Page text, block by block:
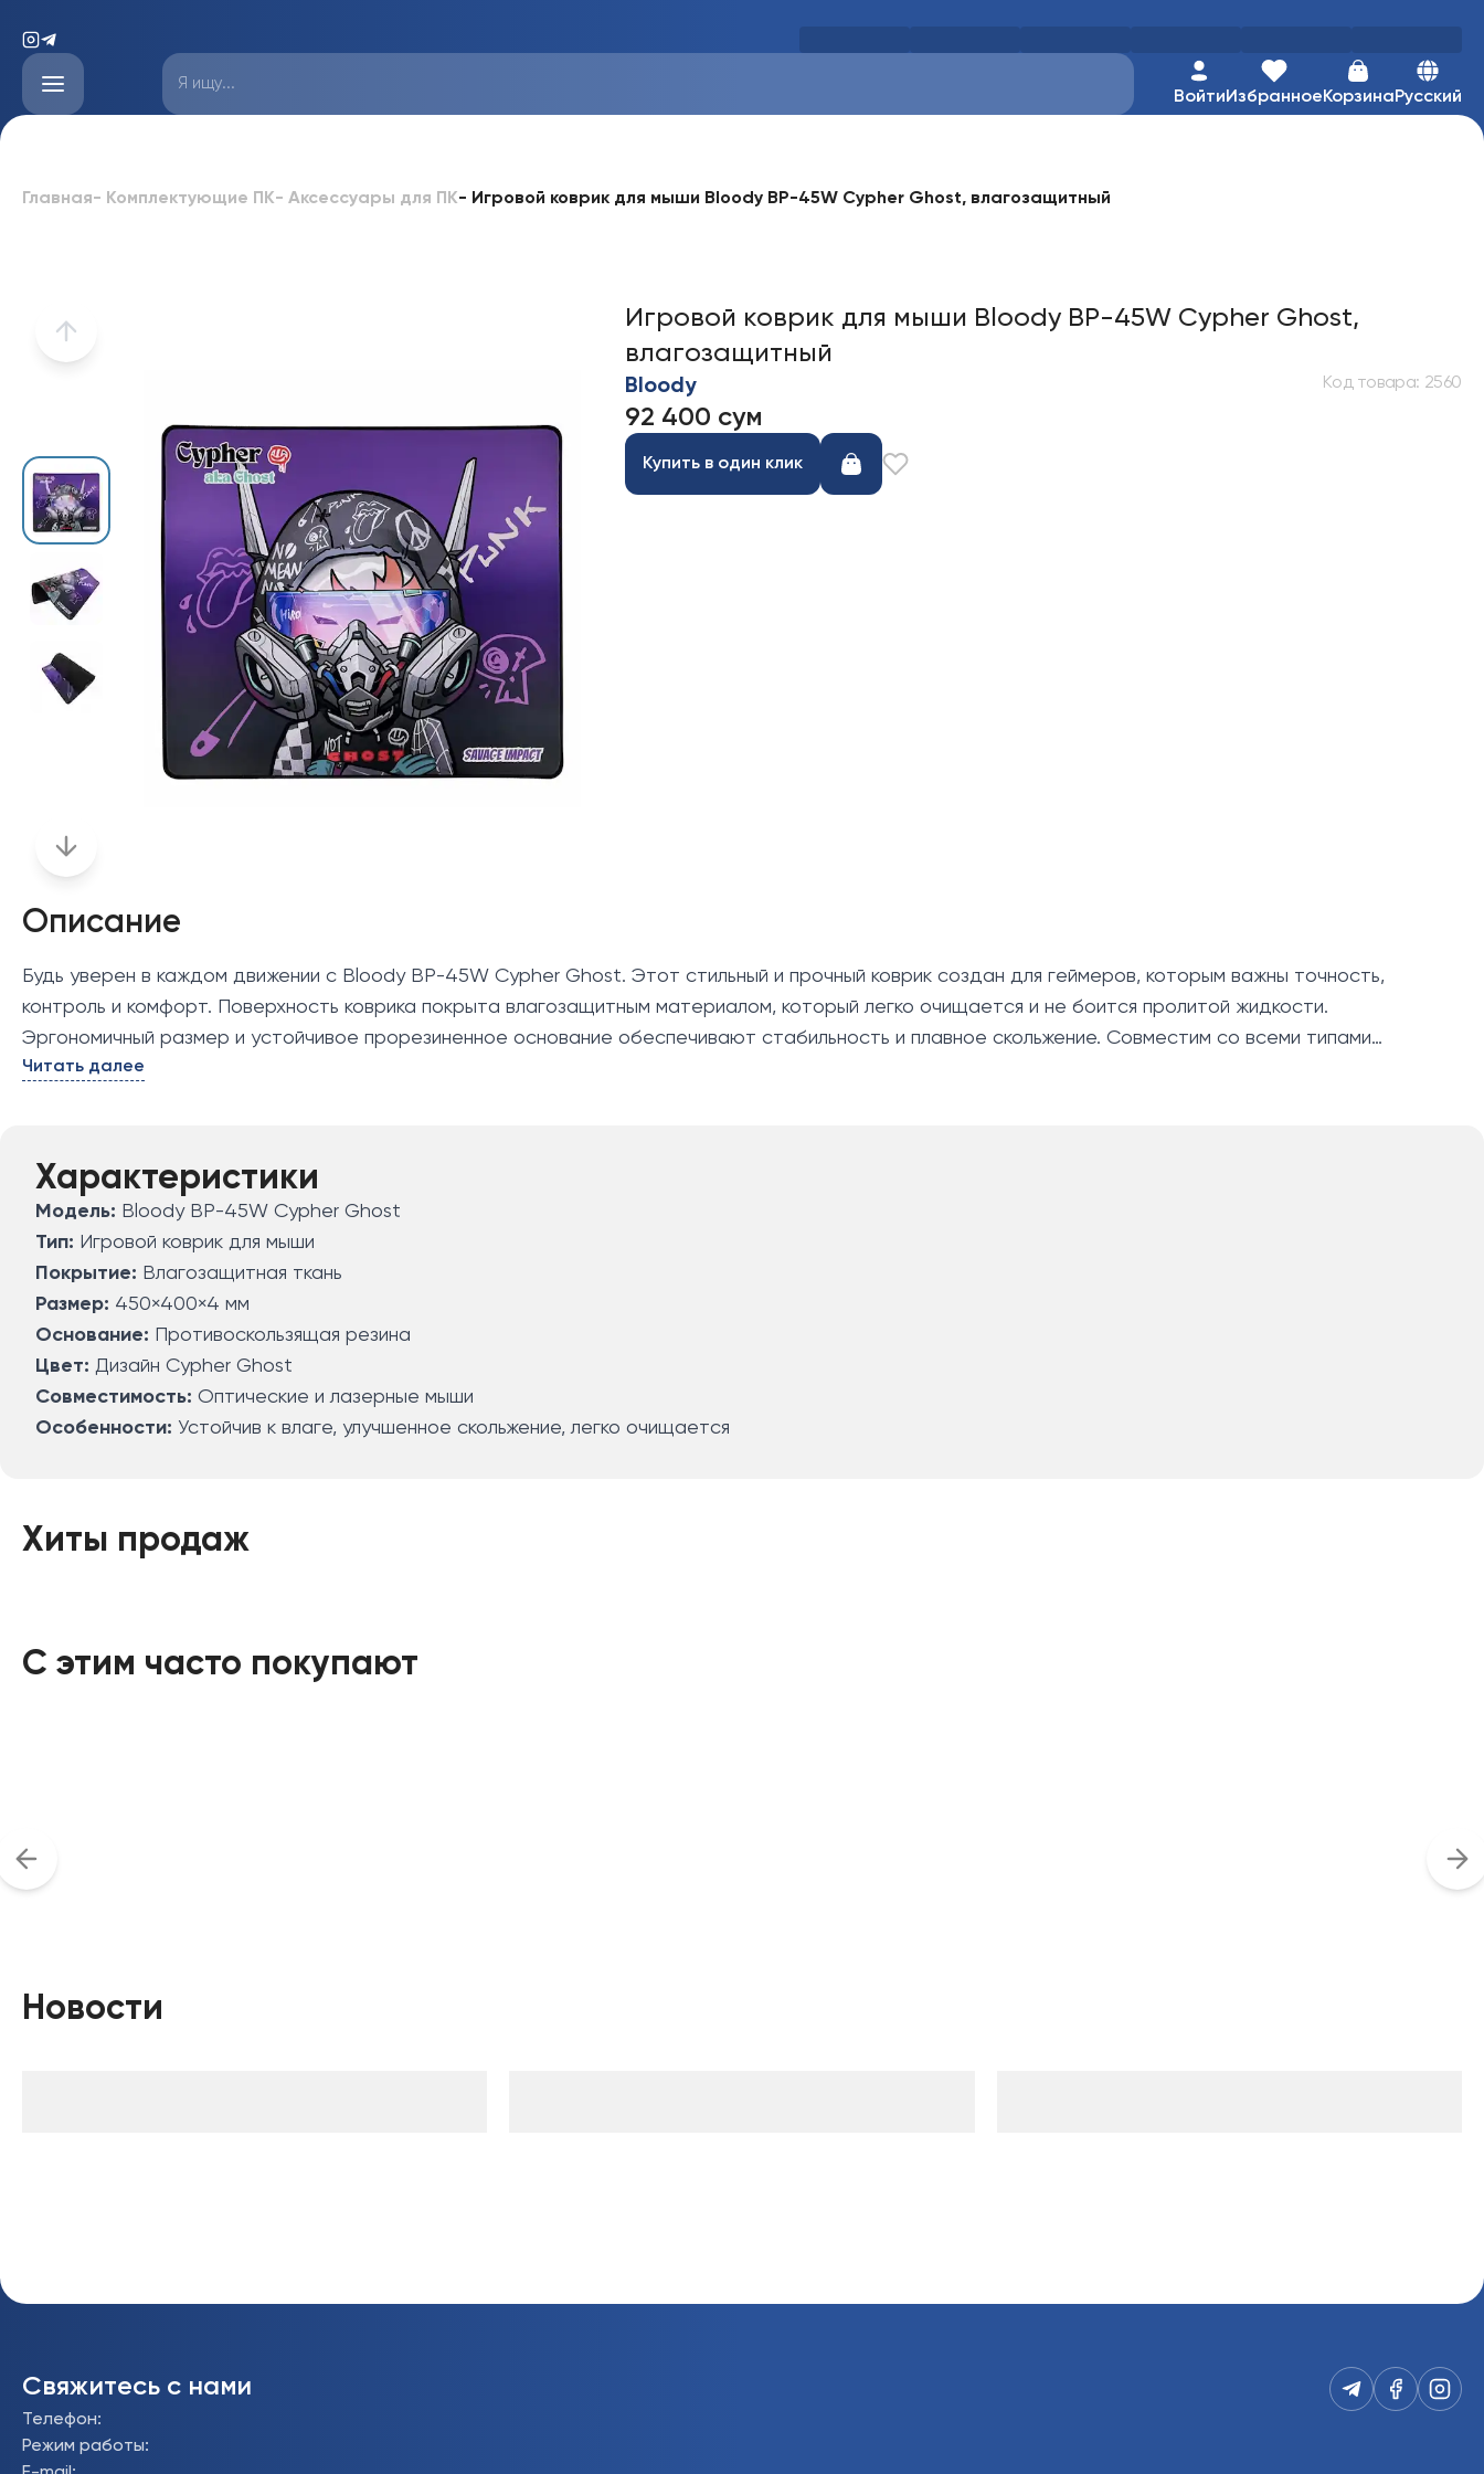
ВойтиИзбранноеКорзинаРусский
Главная- Комплектующие ПК- Аксессуары для ПК- Игровой коврик для мыши Bloody BP-45W Cypher Ghost, влагозащитный
Игровой коврик для мыши Bloody BP-45W Cypher Ghost,
влагозащитный
Bloody Код товара: 2560
92 400 сум
Купить в один клик
Описание
Будь уверен в каждом движении с Bloody BP-45W Cypher Ghost. Этот стильный и прочный коврик создан для геймеров, которым важны точность,
контроль и комфорт. Поверхность коврика покрыта влагозащитным материалом, который легко очищается и не боится пролитой жидкости.
Эргономичный размер и устойчивое прорезиненное основание обеспечивают стабильность и плавное скольжение. Совместим со всеми типами
сенсоров и идеально подходит как для быстрых, так и для точных движений.
Читать далее
Характеристики
Модель: Bloody BP-45W Cypher Ghost
Тип: Игровой коврик для мыши
Покрытие: Влагозащитная ткань
Размер: 450×400×4 мм
Основание: Противоскользящая резина
Цвет: Дизайн Cypher Ghost
Совместимость: Оптические и лазерные мыши
Особенности: Устойчив к влаге, улучшенное скольжение, легко очищается
Хиты продаж
С этим часто покупают
Новости
Свяжитесь с нами
Телефон:
Режим работы: